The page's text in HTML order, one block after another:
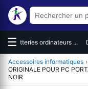
☰Batteries ordinateurs ...
Accessoires informatiques ›
ORIGINALE POUR PC
NOIR